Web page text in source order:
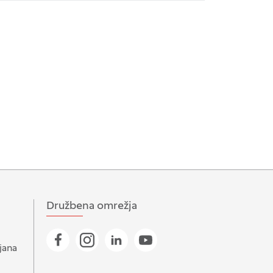
Družbena omrežja
Pojdi na našo Facebook stran
Pojdi na našo Instagram stran
Pojdi na Linkedin stran
Pojdi na YouTube stran